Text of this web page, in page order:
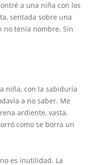
a una niña con los
sentada sobre una
no tenía nombre. Sin
niña, con la sabiduría
a no saber. Me
ardiente, vasta,
como se borra un
es inutilidad. La